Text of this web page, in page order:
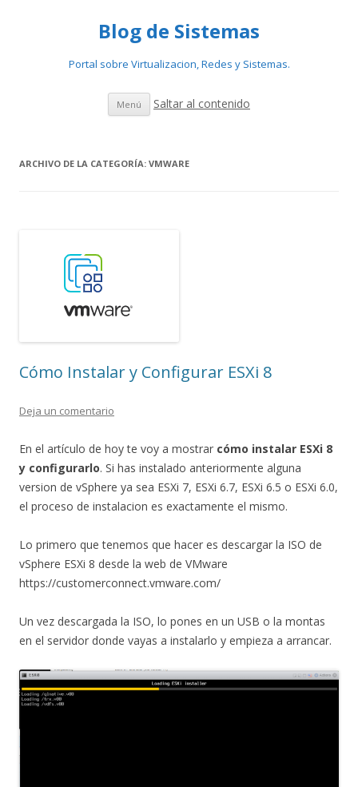
Blog de Sistemas
Portal sobre Virtualizacion, Redes y Sistemas.
Menú Saltar al contenido
ARCHIVO DE LA CATEGORÍA: VMWARE
Cómo Instalar y Configurar ESXi 8
Deja un comentario
En el artículo de hoy te voy a mostrar cómo instalar ESXi 8
y configurarlo. Si has instalado anteriormente alguna
version de vSphere ya sea ESXi 7, ESXi 6.7, ESXi 6.5 o ESXi 6.0,
el proceso de instalacion es exactamente el mismo.
Lo primero que tenemos que hacer es descargar la ISO de
vSphere ESXi 8 desde la web de VMware
https://customerconnect.vmware.com/
Un vez descargada la ISO, lo pones en un USB o la montas
en el servidor donde vayas a instalarlo y empieza a arrancar.